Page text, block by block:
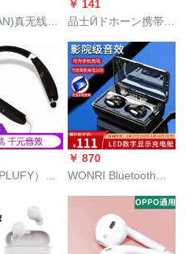
真无线
シングはア
イイイ
vivo携帯
北二世代
インテッ
がいいで
￥ 141
品士Ӣドホーン携帯型
式线控通话(12504)ト
ラックサウンドトラ
ックの运用について
）ス
イヤ
重低音乐拉
式双入耳
ァーウェ
￥ 870
WONRI Bluetoothイ
ヤホワイヤレスミニ
ティ両耳栓泛用アタ
ップファァウェルミ
オなどの携帯帯電話